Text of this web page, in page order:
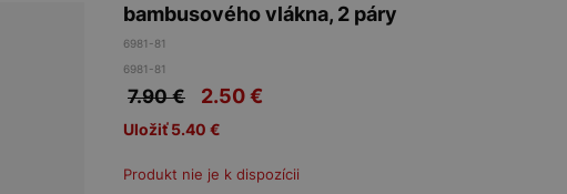
bambusového vlákna, 2 páry
6981-81
6981-81
7.90 € 2.50€
Uložiť 5.40 €
Produkt nie je k dispozícii